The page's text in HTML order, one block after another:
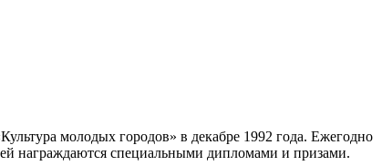
молодых городов» в декабре 1992 года. Ежегодно
награждаются специальными дипломами и призами.